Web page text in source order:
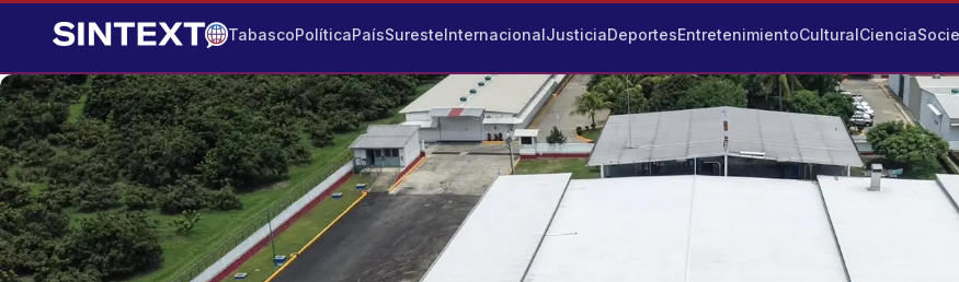
TabascoPolíticaPaísSuresteInternacionalJusticiaDeportesEntretenimientoCulturalCiencia